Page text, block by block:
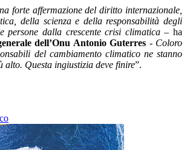
forte affermazione del diritto internazionale,
della scienza e della responsabilità degli
persone dalla crescente crisi climatica– ha
dell’Onu Antonio Guterres - Coloro
del cambiamento climatico ne stanno
alto. Questa ingiustizia deve finire”.